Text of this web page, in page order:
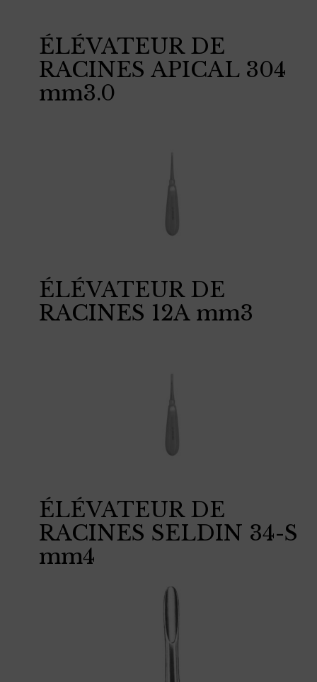
ÉLÉVATEUR DE
RACINES APICAL 304
mm3.0
ÉLÉVATEUR DE
RACINES 12A mm3
ÉLÉVATEUR DE
RACINES SELDIN 34-S
mm4